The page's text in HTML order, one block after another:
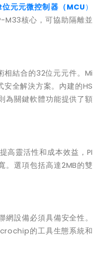
位元元微控制器 （MCU）
M33核心，可協助隔離並
相結合的32位元元件。 Mi
安全解決方案。內建的HS
為關鍵軟體功能提供了額
高靈活性和成本效益， PI
。選項包括高達2MB的雙
設備必須具備安全性。
的工具生態系統和